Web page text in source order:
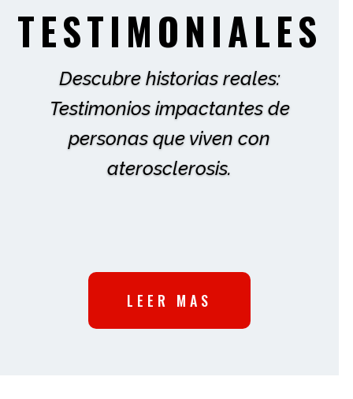
TESTIMONIALES
Descubre historias reales:
Testimonios impactantes de
personas que viven con
aterosclerosis.
LEER MAS